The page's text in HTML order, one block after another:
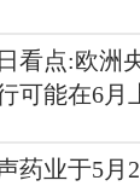
看点:欧洲
可能在6月
药业于5月